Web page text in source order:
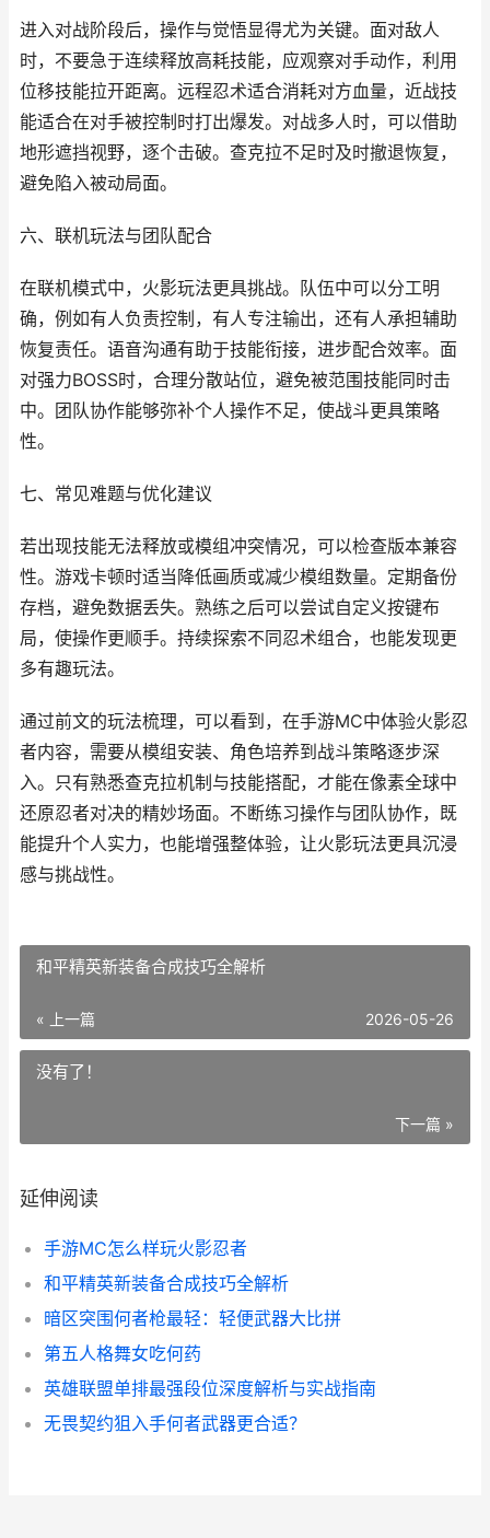
进入对战阶段后，操作与觉悟显得尤为关键。面对敌人
时，不要急于连续释放高耗技能，应观察对手动作，利用
位移技能拉开距离。远程忍术适合消耗对方血量，近战技
能适合在对手被控制时打出爆发。对战多人时，可以借助
地形遮挡视野，逐个击破。查克拉不足时及时撤退恢复，
避免陷入被动局面。
六、联机玩法与团队配合
在联机模式中，火影玩法更具挑战。队伍中可以分工明
确，例如有人负责控制，有人专注输出，还有人承担辅助
恢复责任。语音沟通有助于技能衔接，进步配合效率。面
对强力BOSS时，合理分散站位，避免被范围技能同时击
中。团队协作能够弥补个人操作不足，使战斗更具策略
性。
七、常见难题与优化建议
若出现技能无法释放或模组冲突情况，可以检查版本兼容
性。游戏卡顿时适当降低画质或减少模组数量。定期备份
存档，避免数据丢失。熟练之后可以尝试自定义按键布
局，使操作更顺手。持续探索不同忍术组合，也能发现更
多有趣玩法。
通过前文的玩法梳理，可以看到，在手游MC中体验火影忍
者内容，需要从模组安装、角色培养到战斗策略逐步深
入。只有熟悉查克拉机制与技能搭配，才能在像素全球中
还原忍者对决的精妙场面。不断练习操作与团队协作，既
能提升个人实力，也能增强整体验，让火影玩法更具沉浸
感与挑战性。
和平精英新装备合成技巧全解析
« 上一篇 2026-05-26
没有了！
下一篇 »
延伸阅读
手游MC怎么样玩火影忍者
和平精英新装备合成技巧全解析
暗区突围何者枪最轻：轻便武器大比拼
第五人格舞女吃何药
英雄联盟单排最强段位深度解析与实战指南
无畏契约狙入手何者武器更合适？